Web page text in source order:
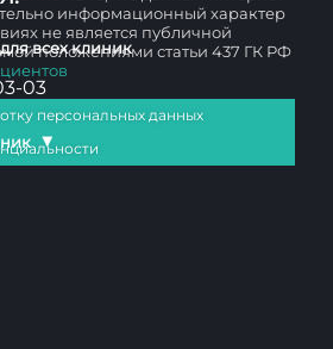
всех клиник
03
▼
информационный характер
не является публичной
положениями статьи 437 ГК РФ
персональных данных